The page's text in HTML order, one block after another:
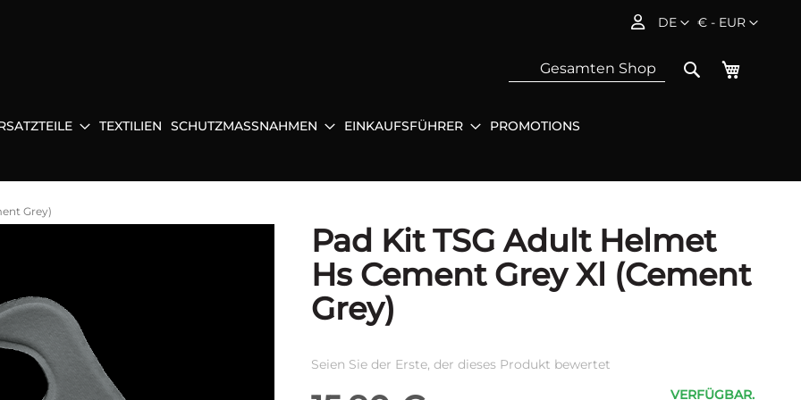
Währung
€ - EUR
Sprache
DE
Mein
Search
TEXTILIEN SCHUTZMASSNAHMEN EINKAUFSFÜHRER PROMOTIONS
Grey)
Pad Kit TSG Adult Helmet
Hs Cement Grey Xl (Cement
Grey)
Seien Sie der Erste, der dieses Produkt bewertet
VERFÜGBAR.